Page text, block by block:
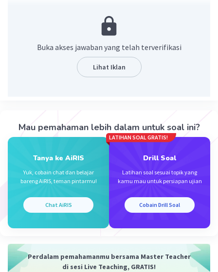
Level 17
26 Desember 2023 01:14
usaha dan mengalami perubahan
Balas
Buka akses jawaban yang telah terverifikasi
Lihat Iklan
Mau pemahaman lebih dalam untuk soal ini?
Tanya ke AiRIS
Yuk, cobain chat dan belajar
bareng AiRIS, teman pintarmu!
Chat AiRIS
LATIHAN SOAL GRATIS!
Drill Soal
Latihan soal sesuai topik yang
kamu mau untuk persiapan ujian
Cobain Drill Soal
Perdalam pemahamanmu bersama Master Teacher
di sesi Live Teaching, GRATIS!